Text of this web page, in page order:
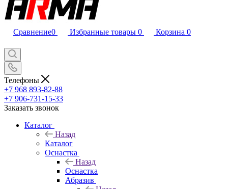
Сравнение0 Избранные товары 0 Корзина 0
Телефоны
+7 968 893-82-88
+7 906-731-15-33
Заказать звонок
Каталог
Назад
Каталог
Оснастка
Назад
Оснастка
Абразив